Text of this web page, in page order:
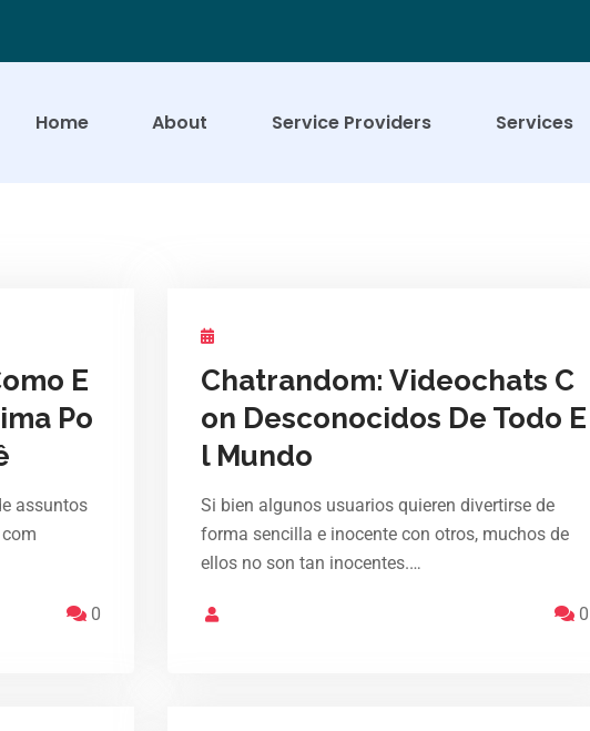
Home About Service Providers Services
E
Po
assuntos
0
Chatrandom: Videochats C
on Desconocidos De Todo E
l Mundo
Si bien algunos usuarios quieren divertirse de
forma sencilla e inocente con otros, muchos de
ellos no son tan inocentes.…
0